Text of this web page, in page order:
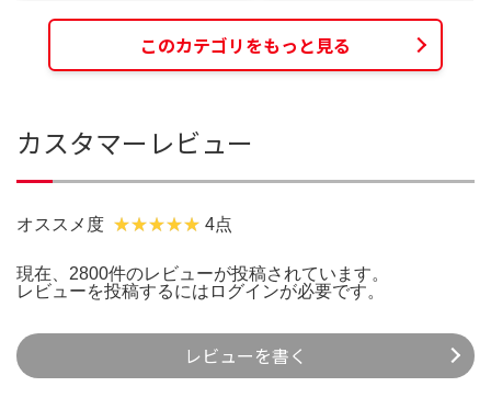
このカテゴリをもっと見る
カスタマーレビュー
オススメ度 4点
現在、2800件のレビューが投稿されています。
レビューを投稿するには ログインが必要です。
レビューを書く